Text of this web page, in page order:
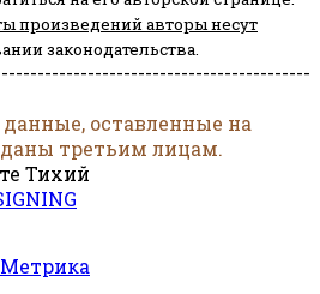
произведений авторы несут
законодательства.
оставленные на
третьим лицам.
Тихий